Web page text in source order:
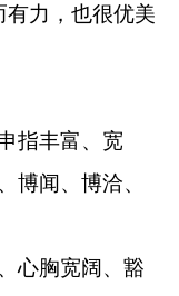
力，也很优美
指丰富、宽
博闻、博洽、
心胸宽阔、豁